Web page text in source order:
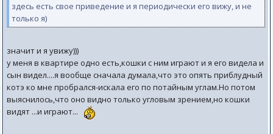
здесь есть свое приведение и я периодически его вижу, и не
только я)
значит и я увижу)))
у меня в квартире одно есть,кошки с ним играют и я его видела и
сын видел....я вообще сначала думала,что это опять приблудный
котэ ко мне пробрался-искала его по потайным углам.Но потом
выяснилось,что оно видно только угловым зрением,но кошки
видят ...и играют...